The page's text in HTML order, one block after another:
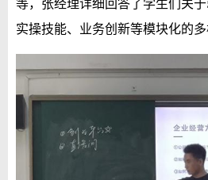
等，张经理详细回答了学生们关于
实操技能、业务创新等模块化的多